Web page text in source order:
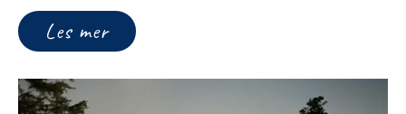
Les mer